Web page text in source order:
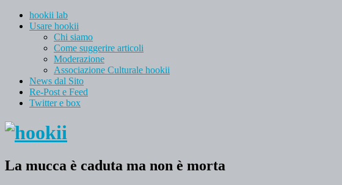
hookii lab
Usare hookii
Chi siamo
Come suggerire articoli
Moderazione
Associazione Culturale hookii
News dal Sito
Re-Post e Feed
Twitter e box
La mucca è caduta ma non è morta